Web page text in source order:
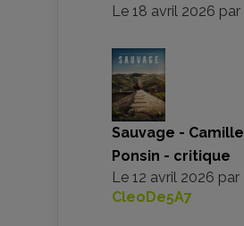
Le 18 avril 2026 par
Sauvage - Camille
Ponsin - critique
Le 12 avril 2026 par
CleoDe5A7